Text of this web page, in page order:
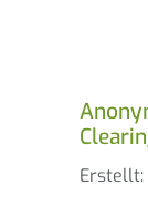
Details
Erstellt: